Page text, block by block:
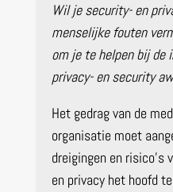
Wil je security- en
menselijke fouten
om je te helpen bij de
privacy- en security
Het gedrag van de
organisatie moet
dreigingen en risico’s
en privacy het hoofd